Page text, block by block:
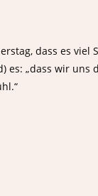
dass es viel
es: „dass wir uns